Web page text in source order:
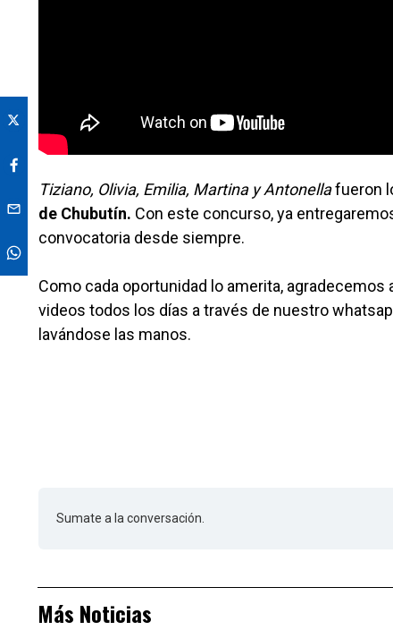
Tiziano, Olivia, Emilia, Martina y Antonellafueron
de Chubutín. Con este concurso, ya
convocatoria desde siempre.
Como cada oportunidad lo amerita,
videos todos los días a través de nuestro
lavándose las manos.
Sumate a la conversación.
Más Noticias